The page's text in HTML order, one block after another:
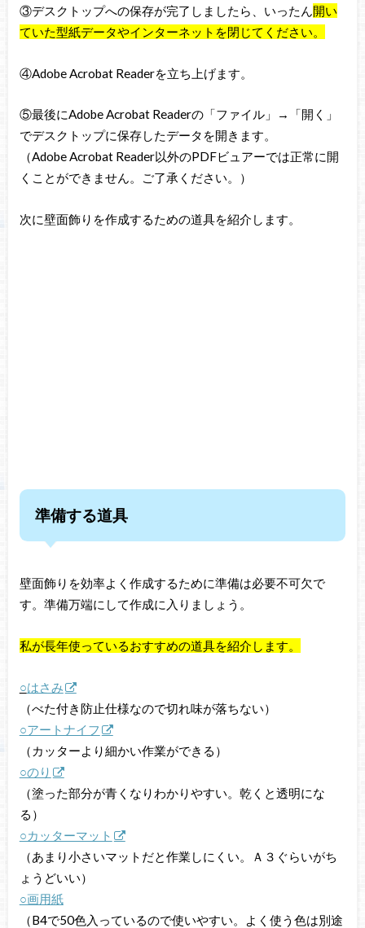
③デスクトップへの保存が完了しましたら、いったん開い
ていた型紙データやインターネットを閉じてください。
④Adobe Acrobat Readerを立ち上げます。
⑤最後にAdobe Acrobat Readerの「ファイル」→「開く」
でデスクトップに保存したデータを開きます。
（Adobe Acrobat Reader以外のPDFビュアーでは正常に開
くことができません。ご了承ください。）
次に壁面飾りを作成するための道具を紹介します。
準備する道具
壁面飾りを効率よく作成するために準備は必要不可欠で
す。準備万端にして作成に入りましょう。
私が長年使っているおすすめの道具を紹介します。
○はさみ
（べた付き防止仕様なので切れ味が落ちない）
○アートナイフ
（カッターより細かい作業ができる）
○のり
（塗った部分が青くなりわかりやすい。乾くと透明にな
る）
○カッターマット
（あまり小さいマットだと作業しにくい。Ａ３ぐらいがち
ょうどいい）
○画用紙
（B4で50色入っているので使いやすい。よく使う色は別途